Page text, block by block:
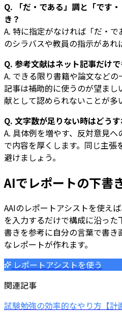
Q. 「だ・である」調と「です
き？
A. 特に指定がなければ「だ・
のシラバスや教員の指示があれ
Q. 参考文献はネット記事だけで
A. できる限り書籍や論文など
記事は補助的に使うのが望ま
献として認められないことが多
Q. 文字数が足りない時はどう
A. 具体例を増やす、反対意見
で内容を厚くします。同じ主張
避けましょう。
AIでレポートの下書
AAIのレポートアシストを使え
を入力するだけで構成に沿った
書きを参考に自分の言葉で書
なレポートが作れます。
レポートアシストを使う
関連記事
試験勉強の効率的なやり方【